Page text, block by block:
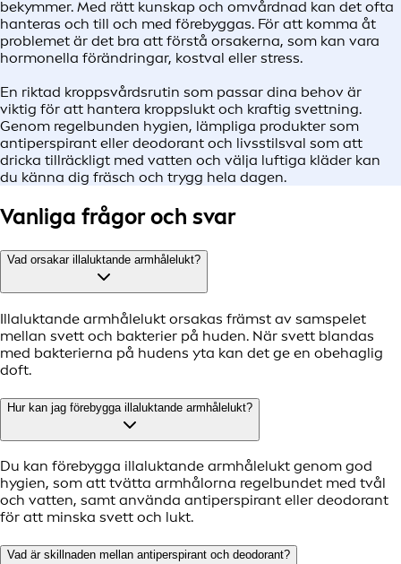
bekymmer. Med rätt kunskap och omvårdnad kan det ofta
hanteras och till och med förebyggas. För att komma åt
problemet är det bra att förstå orsakerna, som kan vara
hormonella förändringar, kostval eller stress.
En riktad kroppsvårdsrutin som passar dina behov är
viktig för att hantera kroppslukt och kraftig svettning.
Genom regelbunden hygien, lämpliga produkter som
antiperspirant eller deodorant och livsstilsval som att
dricka tillräckligt med vatten och välja luftiga kläder kan
du känna dig fräsch och trygg hela dagen.
Vanliga frågor och svar
Vad orsakar illaluktande armhålelukt?
Illaluktande armhålelukt orsakas främst av samspelet
mellan svett och bakterier på huden. När svett blandas
med bakterierna på hudens yta kan det ge en obehaglig
doft.
Hur kan jag förebygga illaluktande armhålelukt?
Du kan förebygga illaluktande armhålelukt genom god
hygien, som att tvätta armhålorna regelbundet med tvål
och vatten, samt använda antiperspirant eller deodorant
för att minska svett och lukt.
Vad är skillnaden mellan antiperspirant och deodorant?